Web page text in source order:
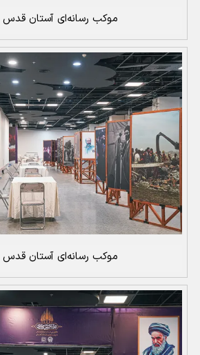
موکب رسانه‌ای آستان
موکب رسانه‌ای آستان